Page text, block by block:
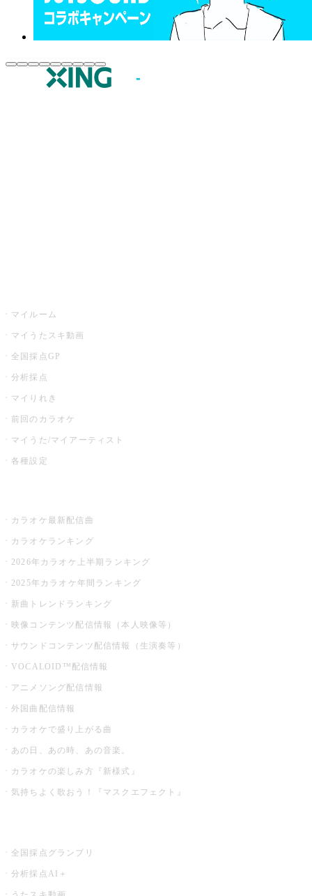
マイルーム
マイうたスキ動画
全国採点GP
分析採点
マイりれき
前回のカラオケ
マイうた/マイアーティスト
各種設定
カラオケ最新配信曲
カラオケランキング
2026年カラオケ上半期ランキング
2025年カラオケ年間ランキング
新曲トレンドランキング
映像コンテンツ配信情報（本人映像等）
サウンドコンテンツ配信情報（生演奏等）
VOCALOID™配信情報
アニメソング配信情報
外国曲配信情報
カラオケで盛り上がる曲
あの日、あの時、あの音楽。
カラオケの楽しみ方『新様式』
気持ちよく歌おう！『マスクエフェクト』
全国採点グランプリ
分析採点AI＋